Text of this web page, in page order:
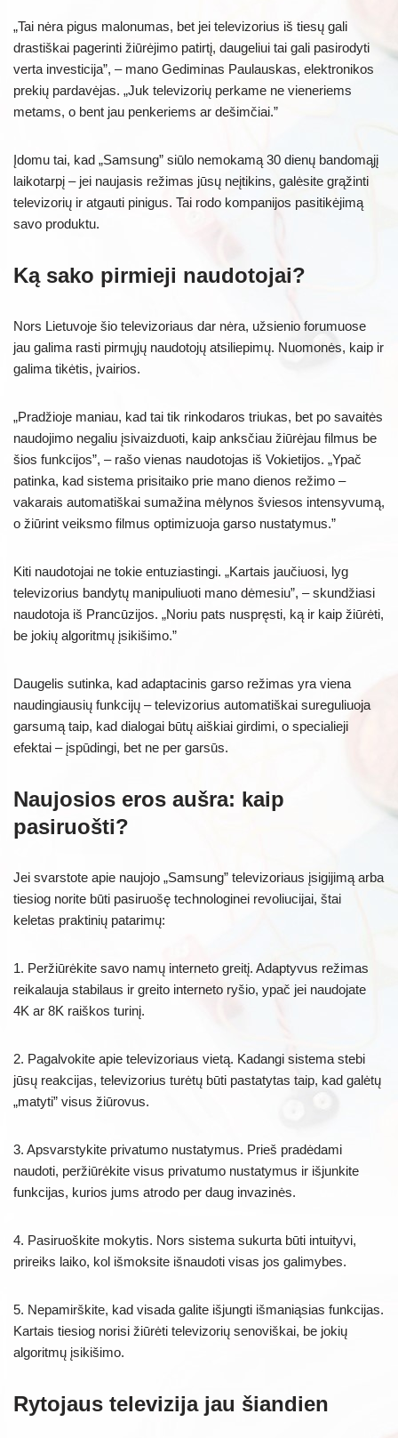
„Tai nėra pigus malonumas, bet jei televizorius iš tiesų gali
drastiškai pagerinti žiūrėjimo patirtį, daugeliui tai gali pasirodyti
verta investicija”, – mano Gediminas Paulauskas, elektronikos
prekių pardavėjas. „Juk televizorių perkame ne vieneriems
metams, o bent jau penkeriems ar dešimčiai.”
Įdomu tai, kad „Samsung” siūlo nemokamą 30 dienų bandomąjį
laikotarpį – jei naujasis režimas jūsų neįtikins, galėsite grąžinti
televizorių ir atgauti pinigus. Tai rodo kompanijos pasitikėjimą
savo produktu.
Ką sako pirmieji naudotojai?
Nors Lietuvoje šio televizoriaus dar nėra, užsienio forumuose
jau galima rasti pirmųjų naudotojų atsiliepimų. Nuomonės, kaip ir
galima tikėtis, įvairios.
„Pradžioje maniau, kad tai tik rinkodaros triukas, bet po savaitės
naudojimo negaliu įsivaizduoti, kaip anksčiau žiūrėjau filmus be
šios funkcijos”, – rašo vienas naudotojas iš Vokietijos. „Ypač
patinka, kad sistema prisitaiko prie mano dienos režimo –
vakarais automatiškai sumažina mėlynos šviesos intensyvumą,
o žiūrint veiksmo filmus optimizuoja garso nustatymus.”
Kiti naudotojai ne tokie entuziastingi. „Kartais jaučiuosi, lyg
televizorius bandytų manipuliuoti mano dėmesiu”, – skundžiasi
naudotoja iš Prancūzijos. „Noriu pats nuspręsti, ką ir kaip žiūrėti,
be jokių algoritmų įsikišimo.”
Daugelis sutinka, kad adaptacinis garso režimas yra viena
naudingiausių funkcijų – televizorius automatiškai sureguliuoja
garsumą taip, kad dialogai būtų aiškiai girdimi, o specialieji
efektai – įspūdingi, bet ne per garsūs.
Naujosios eros aušra: kaip
pasiruošti?
Jei svarstote apie naujojo „Samsung” televizoriaus įsigijimą arba
tiesiog norite būti pasiruošę technologinei revoliucijai, štai
keletas praktinių patarimų:
1. Peržiūrėkite savo namų interneto greitį. Adaptyvus režimas
reikalauja stabilaus ir greito interneto ryšio, ypač jei naudojate
4K ar 8K raiškos turinį.
2. Pagalvokite apie televizoriaus vietą. Kadangi sistema stebi
jūsų reakcijas, televizorius turėtų būti pastatytas taip, kad galėtų
„matyti” visus žiūrovus.
3. Apsvarstykite privatumo nustatymus. Prieš pradėdami
naudoti, peržiūrėkite visus privatumo nustatymus ir išjunkite
funkcijas, kurios jums atrodo per daug invazinės.
4. Pasiruoškite mokytis. Nors sistema sukurta būti intuityvi,
prireiks laiko, kol išmoksite išnaudoti visas jos galimybes.
5. Nepamirškite, kad visada galite išjungti išmaniąsias funkcijas.
Kartais tiesiog norisi žiūrėti televizorių senoviškai, be jokių
algoritmų įsikišimo.
Rytojaus televizija jau šiandien